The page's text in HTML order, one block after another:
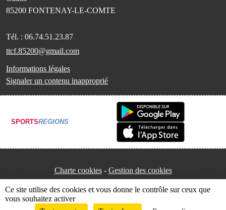
85200 FONTENAY-LE-COMTE
Tél. : 06.74.51.23.87
ttcf.85200@gmail.com
Informations légales
Signaler un contenu inapproprié
SPORTSREGIONS
Charte cookies Gestion des cookies
Ce site utilise des cookies et vous donne le contrôle sur ceux que
vous souhaitez activer